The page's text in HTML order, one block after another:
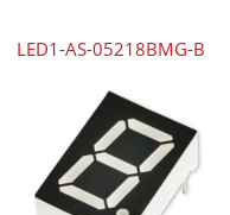
LED1-AS-05218BMG-B